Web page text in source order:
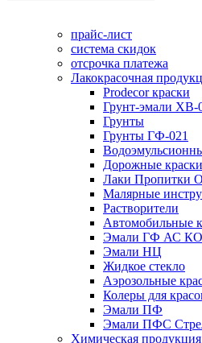
прайс-лист
система скидок
отсрочка платежа
Лакокрасочная
Prodecor краски
Грунт-эмали ХВ-
Грунты
Грунты ГФ-021
Дорожные краски
Лаки Пропитки
Малярные
Растворители
Автомобильные
Эмали ГФ АС
Эмали НЦ
Жидкое стекло
Аэрозольные
Колеры для
Эмали ПФ
Эмали ПФС
Химическая продукция